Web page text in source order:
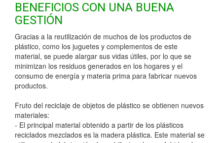
BENEFICIOS CON UNA BUENA
GESTIÓN
Gracias a la reutilización de muchos de los productos de
plástico, como los juguetes y complementos de este
material, se puede alargar sus vidas útiles, por lo que se
minimizan los residuos generados en los hogares y el
consumo de energía y materia prima para fabricar nuevos
productos.
Fruto del reciclaje de objetos de plástico se obtienen nuevos
materiales:
- El principal material obtenido a partir de los plásticos
reciclados mezclados es la madera plástica. Este material se